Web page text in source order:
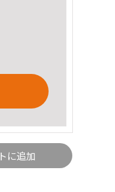
に追加